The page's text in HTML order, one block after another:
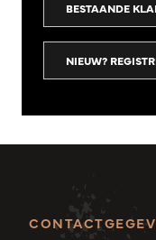
BESTAANDE
NIEUW?